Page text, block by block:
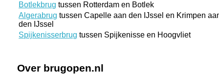
Botlekbrug tussen Rotterdam en Botlek
Algerabrug tussen Capelle aan den IJssel en Krimpen
den IJssel
Spijkenisserbrug tussen Spijkenisse en Hoogvliet
Over brugopen.nl